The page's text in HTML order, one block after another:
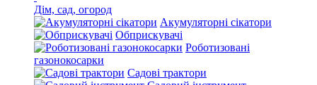
Дім, сад, огород
Акумуляторні сікатори
Обприскувачі
Роботизовані
газонокосарки
Садові трактори